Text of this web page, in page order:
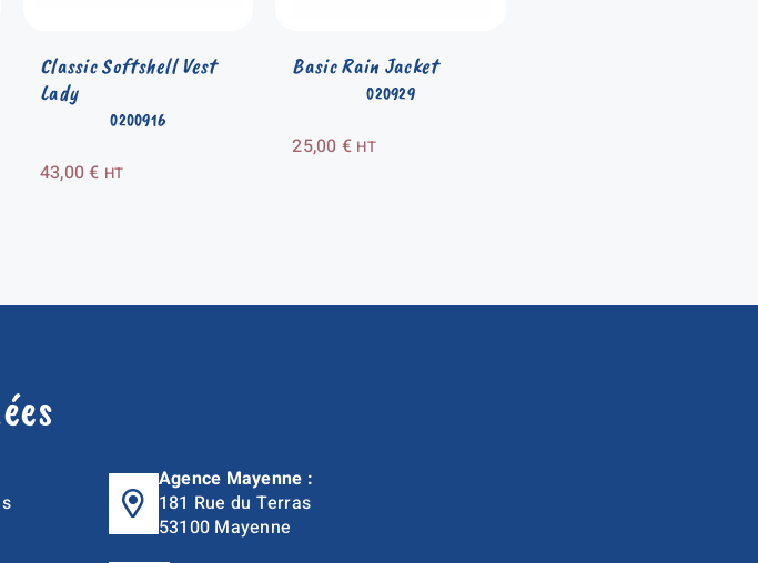
0200916
Classic Softshell Vest
Lady
43,00€ HT
020929
Basic Rain Jacket
25,00 € HT
Agence Mayenne :
181 Rue du Terras
53100 Mayenne